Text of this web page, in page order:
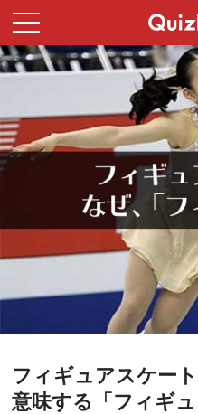
フィギュアスケー
意味する「フィギュ